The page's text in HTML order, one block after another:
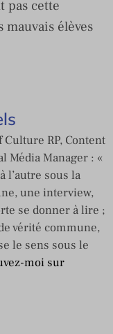
pas cette
élèves
Culture RP, Content
Média Manager : «
l’autre sous la
une interview,
se donner à lire ;
vérité commune,
le sens sous le
moi sur